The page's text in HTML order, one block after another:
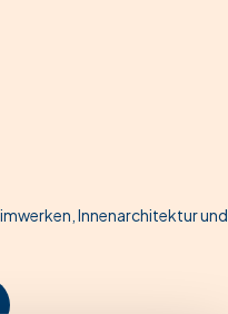
Innenarchitektur und